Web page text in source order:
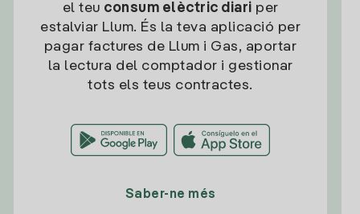
el teu consum elèctric diari per
estalviar Llum. És la teva aplicació per
pagar factures de Llum i Gas, aportar
la lectura del comptador i gestionar
tots els teus contractes.
Saber-ne més